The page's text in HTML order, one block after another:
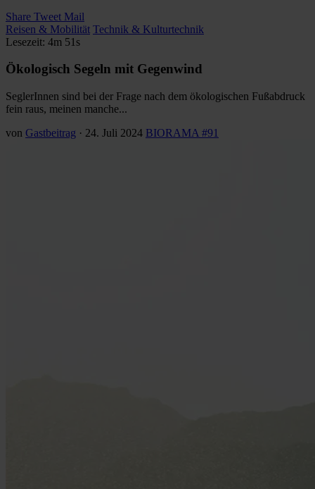
Share Tweet Mail
Reisen & Mobilität Technik & Kulturtechnik
Lesezeit: 4m 51s
Ökologisch Segeln mit Gegenwind
SeglerInnen sind bei der Frage nach dem ökologischen Fußabdruck
fein raus, meinen manche...
von Gastbeitrag · 24. Juli 2024 BIORAMA #91